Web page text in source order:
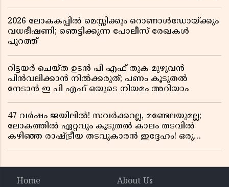
2026 ലോകകപ്പിൽ മെസ്സിക്കും റൊണാൾഡോയ്ക്കും
വധഭീഷണി; ഞെട്ടിക്കുന്ന പോലീസ് രേഖകൾ
പുറത്ത്
റിട്ടയർ ചെയ്ത ഉടൻ പി എഫ് തുക മുഴുവൻ
പിൻവലിക്കാൻ നിൽക്കരുത്; പണം കൂടുതൽ
നേടാൻ ഇ പി എഫ് ഒയുടെ നിയമം അറിയാം
47 വർഷം ജയിലിൽ! സവർക്കറല്ല, മണ്ടേലയുമല്ല;
ലോകത്തിൽ ഏറ്റവും കൂടുതൽ കാലം തടവിൽ
കഴിഞ്ഞ രാഷ്ട്രീയ തടവുകാരൻ ഇദ്ദേഹം! ഒരു
Home
About Us